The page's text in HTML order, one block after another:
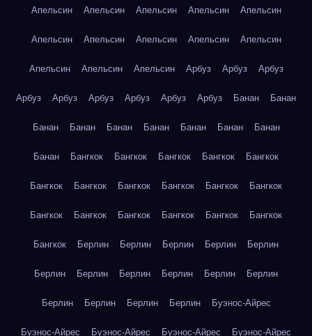
Апельсин Апельсин Апельсин Апельсин Апельсин
Апельсин Апельсин Апельсин Апельсин Апельсин
Апельсин Апельсин Апельсин Арбуз Арбуз Арбуз
Арбуз Арбуз Арбуз Арбуз Арбуз Арбуз Банан Банан
Банан Банан Банан Банан Банан Банан Банан
Банан Бангкок Бангкок Бангкок Бангкок Бангкок
Бангкок Бангкок Бангкок Бангкок Бангкок Бангкок
Бангкок Бангкок Бангкок Бангкок Бангкок Бангкок
Бангкок Берлин Берлин Берлин Берлин Берлин
Берлин Берлин Берлин Берлин Берлин Берлин
Берлин Берлин Берлин Берлин Буэнос-Айрес
Буэнос-Айрес Буэнос-Айрес Буэнос-Айрес Буэнос-Айрес